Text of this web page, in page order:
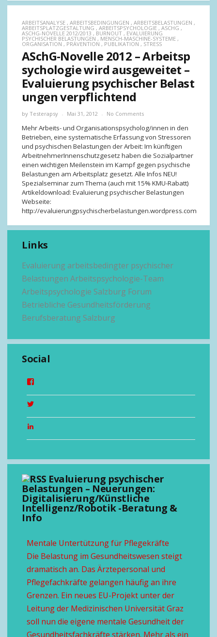
ARBEITSANALYSE , ARBEITSBEDINGUNGEN , ARBEITSBELASTUNGEN ,
ARBEITSPLATZGESTALTUNG , ARBEITSPSYCHOLOGIE , ASCHG ,
ASCHG-NOVELLE 2012/2013 , BURNOUT , EVALUIERUNG
PSYCHISCHER BELASTUNGEN , MENSCH-MASCHINE-SYSTEME ,
ORGANISATION , PRÄVENTION , PUBLIKATION , STRESS
ASchG-Novelle 2012 – Arbeitsp
sychologie wird ausgeweitet –
Evaluierung psychischer Belast
ungen verpflichtend
by Testerapsy Mai 31, 2012 No Comments
Mehr Arbeits- und Organisationspsycholog/innen in den
Betrieben, eine systematische Erfassung von Stressoren
und psychischen Belastungen der Arbeit: Im künftigen
ArbeitnehmerInnenschutzgesetz haben die Sozialpartner
einen wichtigen Meilenstein im Kampf gegen psychische
Belastungen am Arbeitsplatz gesetzt. Alle Infos NEU!
Spezialseminar zum Thema (auch mit 15% KMU-Rabatt)
Artikeldownload: Evaluierung psychischer Belastungen
Webseite:
http://evaluierungpsychischerbelastungen.wordpress.com
Links
Evaluierung arbeitsbedingter psychischer
Belastungen Arbeitspsychologie-Team
Arbeitspsychologie Salzburg Forum
Betriebliche Gesundheitsförderung
Berufsberatung Salzburg
Social
Evaluierung psychischer
Belastungen – Neuerungen:
Digitalisierung/Künstliche
Intelligenz/Robotik -Beratung &
Info
Mentale Untertützung für Pflegekräfte
Die Belastung im Gesundheitswesen steigt
dramatisch an. Das Ärztepersonal und
Pflegefachkräfte gelangen häufig an ihre
Grenzen. Ein neues EU-Projekt unter der
Leitung der Medizinischen Universität Graz
soll nun die eigene mentale Gesundheit der
Gesundheitsfachkräfte stärken. Mehr als ein